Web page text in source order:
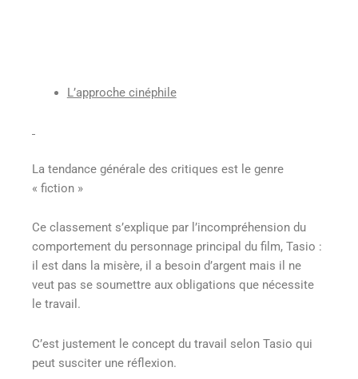
L’approche cinéphile
La tendance générale des critiques est le genre
« fiction »
Ce classement s’explique par l’incompréhension du
comportement du personnage principal du film, Tasio :
il est dans la misère, il a besoin d’argent mais il ne
veut pas se soumettre aux obligations que nécessite
le travail.
C’est justement le concept du travail selon Tasio qui
peut susciter une réflexion.